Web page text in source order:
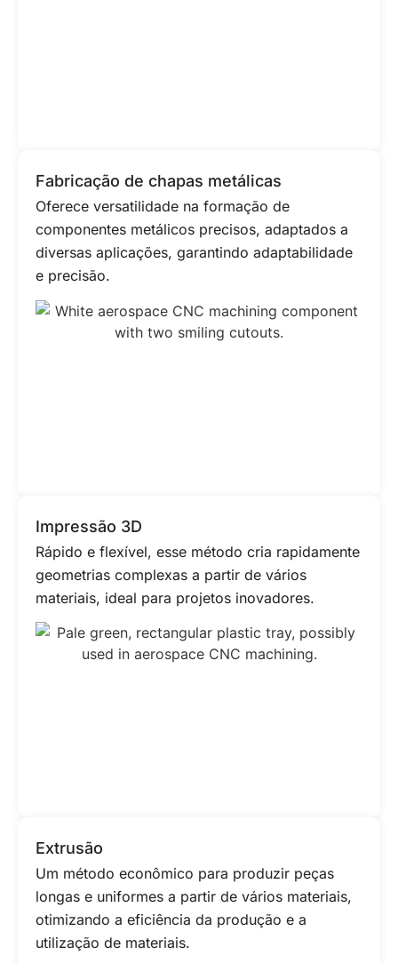
Fabricação de chapas metálicas
Oferece versatilidade na formação de
componentes metálicos precisos, adaptados a
diversas aplicações, garantindo adaptabilidade
e precisão.
Impressão 3D
Rápido e flexível, esse método cria rapidamente
geometrias complexas a partir de vários
materiais, ideal para projetos inovadores.
Extrusão
Um método econômico para produzir peças
longas e uniformes a partir de vários materiais,
otimizando a eficiência da produção e a
utilização de materiais.